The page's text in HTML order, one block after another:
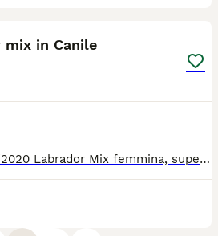
mix in Canile
Calimera, nata il 01/06/2020 Labrador Mix femmina, super buonissima, bella e dolce. Trovata vagante in un piccolo paese della sicilia. Recuperata dai soccoritori e rinchiusa in canile. Purtroppo la piccola in canile non è felice e piange tanto. Ha bisogno di una familglia che le regala una bella casa ed una vita fantastica. Lei va d'accordo con tutti suoi simili. Per tutte le info chiamate il 0039/3714497821